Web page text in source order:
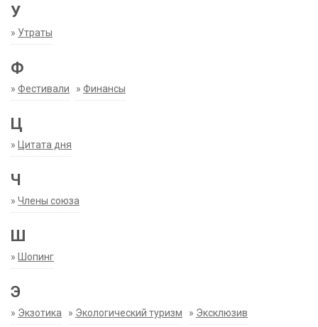
У
» Утраты
Ф
» Фестивали » Финансы
Ц
» Цитата дня
Ч
» Члены союза
Ш
» Шопинг
Э
» Экзотика » Экологический туризм » Эксклюзив